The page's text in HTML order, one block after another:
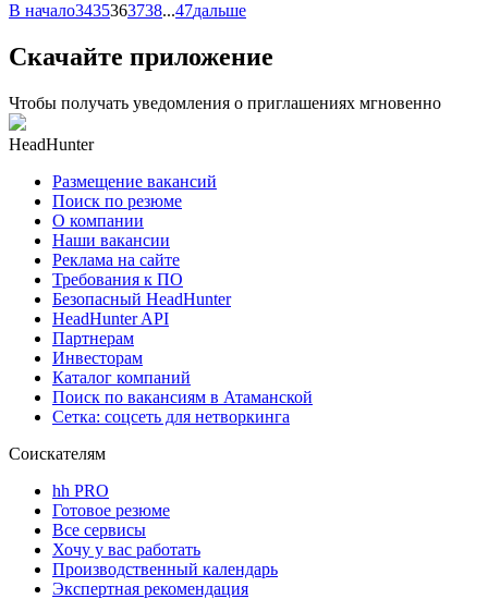
В начало3435363738...47дальше
Скачайте приложение
Чтобы получать уведомления о приглашениях мгновенно
HeadHunter
Размещение вакансий
Поиск по резюме
О компании
Наши вакансии
Реклама на сайте
Требования к ПО
Безопасный HeadHunter
HeadHunter API
Партнерам
Инвесторам
Каталог компаний
Поиск по вакансиям в Атаманской
Сетка: соцсеть для нетворкинга
Соискателям
hh PRO
Готовое резюме
Все сервисы
Хочу у вас работать
Производственный календарь
Экспертная рекомендация